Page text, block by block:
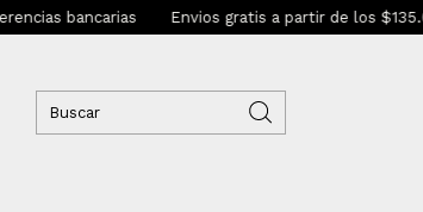
bancarias Envios gratis a partir de los $135.000